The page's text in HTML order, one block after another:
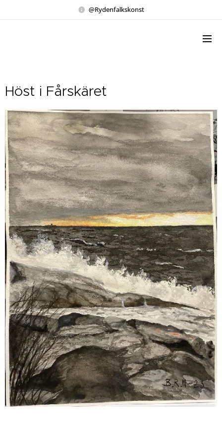
@Rydenfalkskonst
Höst i Fårskäret